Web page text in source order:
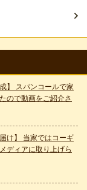
】 スパンコールで家
ので動画をご紹介さ
け】 当家ではコーギ
ディアに取り上げら